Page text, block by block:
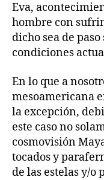
Eva,
hombre con
dicho sea de
condiciones
En lo que a
mesoamericana
la excepción,
este caso no
cosmovisión
tocados y
de las estelas y/